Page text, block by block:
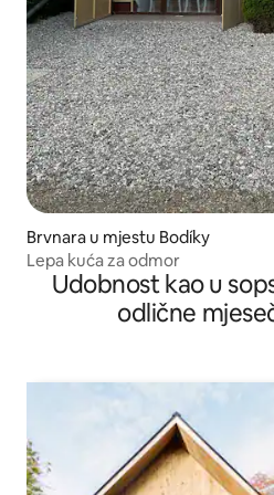
Brvnara u mjestu Bodíky
Lepa kuća za odmor
Udobnost kao u
odlične